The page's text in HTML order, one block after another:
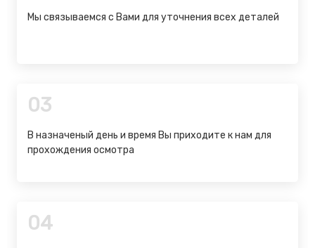
Мы связываемся с Вами для уточнения всех деталей
03
В назначеный день и время Вы приходите к нам для
прохождения осмотра
04